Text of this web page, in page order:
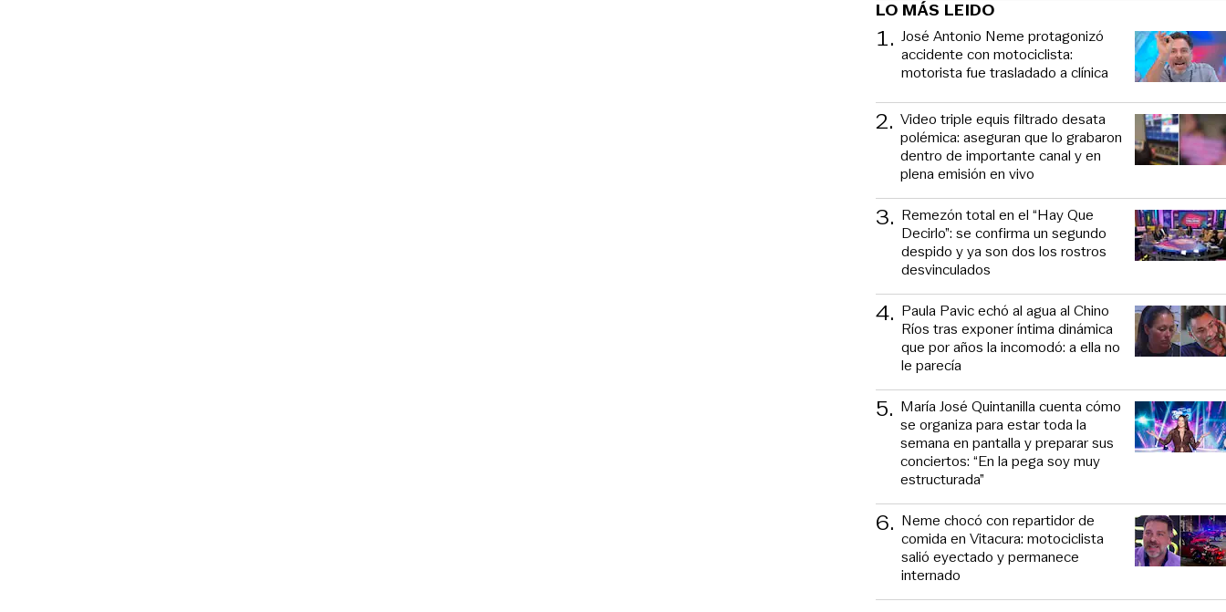
LO MÁS LEIDO
1. José Antonio Neme protagonizó
accidente con motociclista:
motorista fue trasladado a clínica
2. Video triple equis filtrado desata
polémica: aseguran que lo grabaron
dentro de importante canal y en
plena emisión en vivo
3. Remezón total en el “Hay Que
Decirlo”: se confirma un segundo
despido y ya son dos los rostros
desvinculados
4. Paula Pavic echó al agua al Chino
Ríos tras exponer íntima dinámica
que por años la incomodó: a ella no
le parecía
5. María José Quintanilla cuenta cómo
se organiza para estar toda la
semana en pantalla y preparar sus
conciertos: “En la pega soy muy
estructurada”
6. Neme chocó con repartidor de
comida en Vitacura: motociclista
salió eyectado y permanece
internado